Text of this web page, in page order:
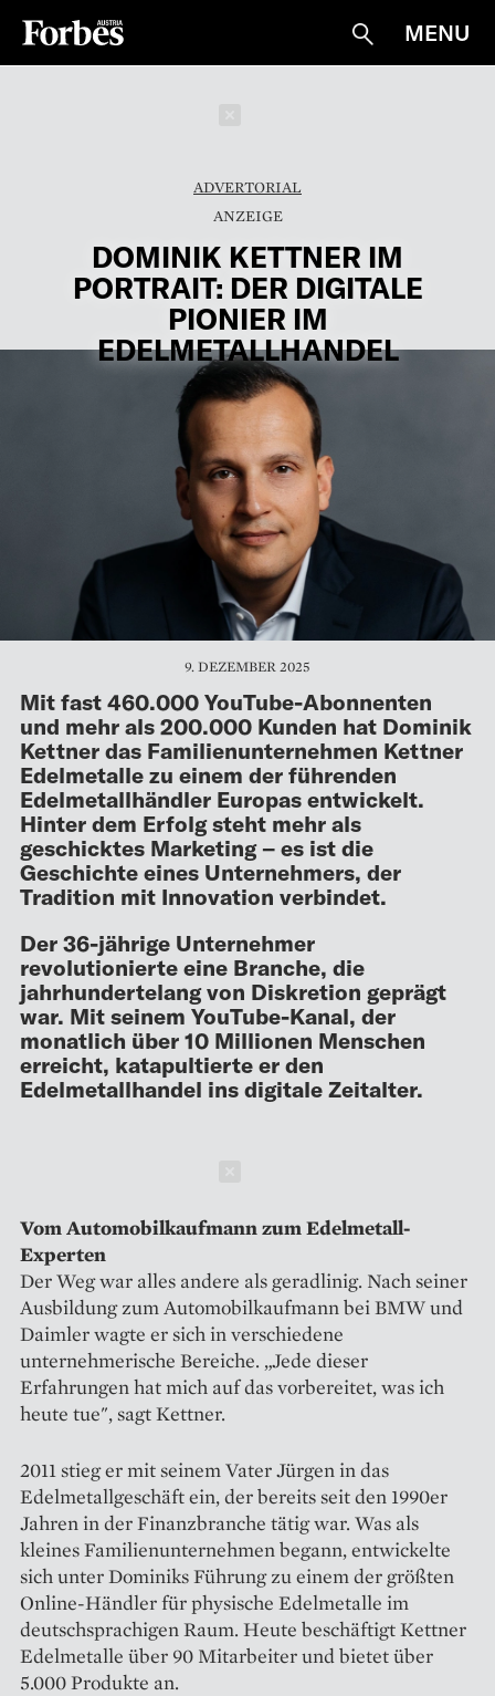
Suche
MENU
ADVERTORIAL
DOMINIK KETTNER IM
PORTRAIT: DER DIGITALE
PIONIER IM
EDELMETALLHANDEL
9. DEZEMBER 2025
Mit fast 460.000 YouTube-Abonnenten
und mehr als 200.000 Kunden hat Dominik
Kettner das Familienunternehmen Kettner
Edelmetalle zu einem der führenden
Edelmetallhändler Europas entwickelt.
Hinter dem Erfolg steht mehr als
geschicktes Marketing – es ist die
Geschichte eines Unternehmers, der
Tradition mit Innovation verbindet.
Der 36-jährige Unternehmer
revolutionierte eine Branche, die
jahrhundertelang von Diskretion geprägt
war. Mit seinem YouTube-Kanal, der
monatlich über 10 Millionen Menschen
erreicht, katapultierte er den
Edelmetallhandel ins digitale Zeitalter.
Vom Automobilkaufmann zum Edelmetall-
Experten
Der Weg war alles andere als geradlinig. Nach seiner
Ausbildung zum Automobilkaufmann bei BMW und
Daimler wagte er sich in verschiedene
unternehmerische Bereiche. „Jede dieser
Erfahrungen hat mich auf das vorbereitet, was ich
heute tue", sagt Kettner.
2011 stieg er mit seinem Vater Jürgen in das
Edelmetallgeschäft ein, der bereits seit den 1990er
Jahren in der Finanzbranche tätig war. Was als
kleines Familienunternehmen begann, entwickelte
sich unter Dominiks Führung zu einem der größten
Online-Händler für physische Edelmetalle im
deutschsprachigen Raum. Heute beschäftigt Kettner
Edelmetalle über 90 Mitarbeiter und bietet über
5.000 Produkte an.